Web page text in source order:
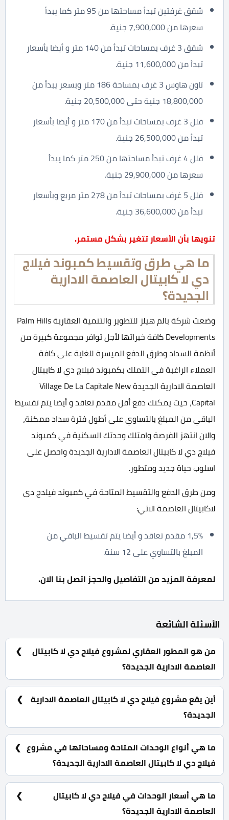
شقق غرفتين تبدأ مساحتها من 95 متر كما يبدأ
سعرها من 7,900,000 جنية.
شقق 3 غرف بمساحات تبدأ من 140 متر و أيضا بأسعار
تبدأ من 11,600,000 جنية.
تاون هاوس 3 غرف بمساحة 186 متر وبسعر يبدأ من
18,800,000 جنية حتى 20,500,000 جنية.
فلل 3 غرف بمساحات تبدأ من 170 متر و أيضا بأسعار
تبدأ من 26,500,000 جنية.
فلل 4 غرف تبدأ مساحتها من 250 متر كما يبدأ
سعرها من 29,900,000 جنية.
فلل 5 غرف بمساحات تبدأ من 278 متر مربع وبأسعار
تبدأ من 36,600,000 جنية.
تنويها بأن الأسعار تتغير بشكل مستمر.
ما هي طرق وتقسيط كمبوند فيلاج
دي لا كابيتال العاصمة الادارية
الجديدة؟
وضعت شركة بالم هيلز للتطوير والتنمية العقارية Palm Hills
Developments كافة خبراتها لأجل توافر مجموعة كبيرة من
أنظمة السداد وطرق الدفع الميسرة للغاية على كافة
العملاء الراغبة في التملك بكمبوند فيلاج دي لا كابيتال
العاصمة الادارية الجديدة Village De La Capitale New
Capital، حيث يمكنك دفع أقل مقدم تعاقد و أيضا يتم تقسيط
الباقي من المبلغ بالتساوي على أطول فترة سداد ممكنة،
والان انتهز الفرصة وامتلك وحدتك السكنية في كمبوند
فيلاج دي لا كابيتال العاصمة الادارية الجديدة واحصل على
اسلوب حياة جديد ومتطور.
ومن طرق الدفع والتقسيط المتاحة في كمبوند فيلدج دى
لاكابيتال العاصمة الاتي:
1,5% مقدم تعاقد و أيضا يتم تقسيط الباقي من
المبلغ بالتساوي على 12 سنة.
لمعرفة المزيد من التفاصيل والحجز اتصل بنا الان.
الأسئلة الشائعة
من هو المطور العقاري لمشروع فيلاج دي لا كابيتال
العاصمة الادارية الجديدة؟
شركة بالم هيلز للتطوير والاستثمار العقاري Palm Hills
Developments.
أين يقع مشروع فيلاج دي لا كابيتال العاصمة الادارية
الجديدة؟
كمبوند فيلاج دي لا كابيتال العاصمة الادارية الجديدة بقلب
الحي السكني الرابع R4.
ما هي أنواع الوحدات المتاحة ومساحاتها في مشروع
فيلاج دي لا كابيتال العاصمة الادارية الجديدة؟
شقق وتاون هاوس وفلل مستقلة بمساحات تبدأ من 66 متر
مربع.
ما هي أسعار الوحدات في فيلاج دي لا كابيتال
العاصمة الادارية الجديدة؟